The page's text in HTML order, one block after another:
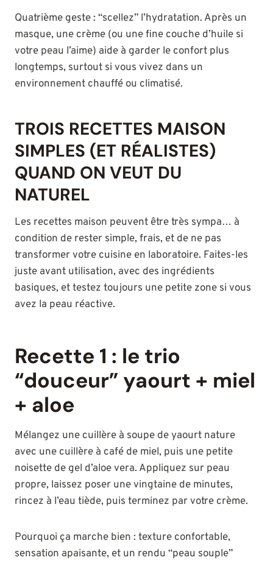
Quatrième geste : “scellez” l’hydratation. Après un
masque, une crème (ou une fine couche d’huile si
votre peau l’aime) aide à garder le confort plus
longtemps, surtout si vous vivez dans un
environnement chauffé ou climatisé.
TROIS RECETTES MAISON
SIMPLES (ET RÉALISTES)
QUAND ON VEUT DU
NATUREL
Les recettes maison peuvent être très sympa… à
condition de rester simple, frais, et de ne pas
transformer votre cuisine en laboratoire. Faites-les
juste avant utilisation, avec des ingrédients
basiques, et testez toujours une petite zone si vous
avez la peau réactive.
Recette 1 : le trio
“douceur” yaourt + miel
+ aloe
Mélangez une cuillère à soupe de yaourt nature
avec une cuillère à café de miel, puis une petite
noisette de gel d’aloe vera. Appliquez sur peau
propre, laissez poser une vingtaine de minutes,
rincez à l’eau tiède, puis terminez par votre crème.
Pourquoi ça marche bien : texture confortable,
sensation apaisante, et un rendu “peau souple”